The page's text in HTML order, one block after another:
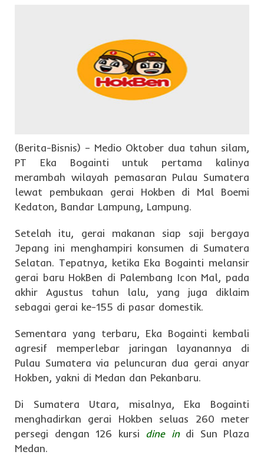
(Berita-Bisnis) – Medio Oktober dua tahun silam,
PT Eka Bogainti untuk pertama kalinya
merambah wilayah pemasaran Pulau Sumatera
lewat pembukaan gerai Hokben di Mal Boemi
Kedaton, Bandar Lampung, Lampung.
Setelah itu, gerai makanan siap saji bergaya
Jepang ini menghampiri konsumen di Sumatera
Selatan. Tepatnya, ketika Eka Bogainti melansir
gerai baru HokBen di Palembang Icon Mal, pada
akhir Agustus tahun lalu, yang juga diklaim
sebagai gerai ke-155 di pasar domestik.
Sementara yang terbaru, Eka Bogainti kembali
agresif memperlebar jaringan layanannya di
Pulau Sumatera via peluncuran dua gerai anyar
Hokben, yakni di Medan dan Pekanbaru.
Di Sumatera Utara, misalnya, Eka Bogainti
menghadirkan gerai Hokben seluas 260 meter
persegi dengan 126 kursi dine indi Sun Plaza
Medan.